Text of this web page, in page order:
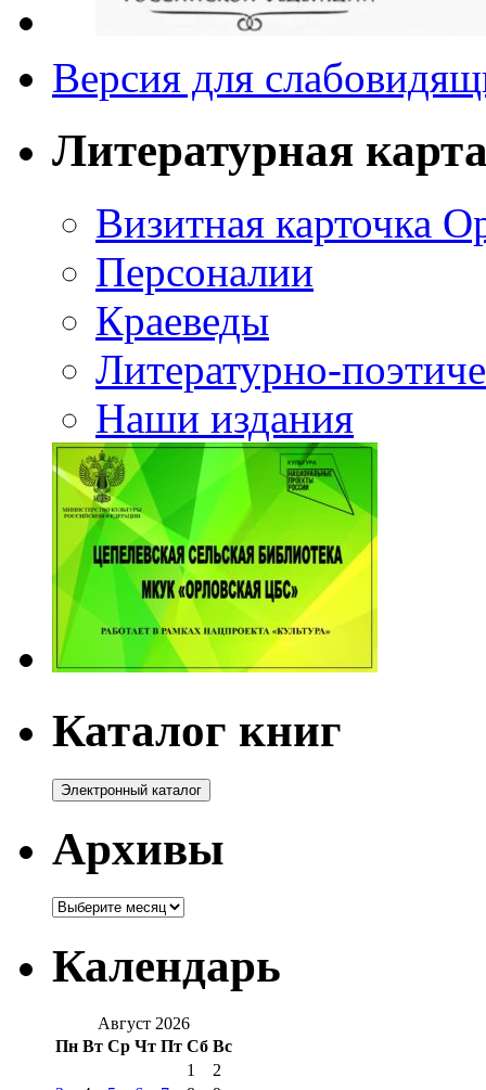
Версия для
Литературная
Визитная карточка
Персоналии
Краеведы
Литературно-
Наши издания
Каталог книг
Архивы
Архивы
Календарь
Август 2026
Пн Вт Ср Чт Пт Сб Вс
1
2